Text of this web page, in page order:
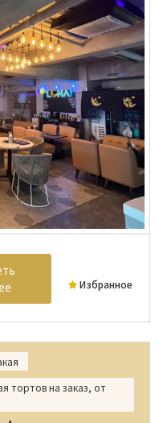
Избранное
тортов на заказ, от